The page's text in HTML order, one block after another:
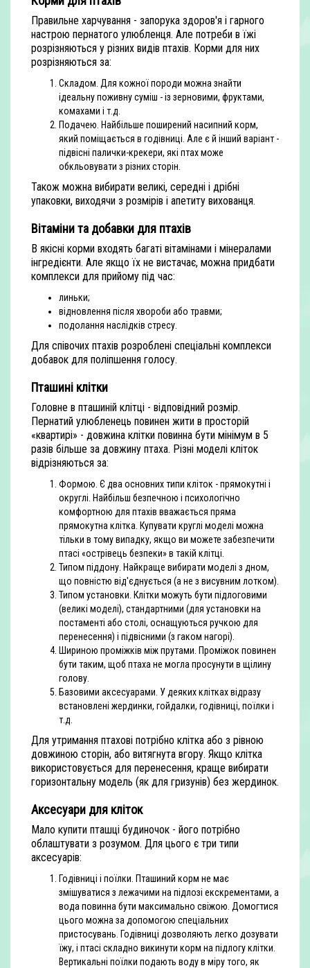
Правильне харчування - запорука здоров'я і гарного
настрою пернатого улюбленця. Але потреби в їжі
розрізняються у різних видів птахів. Корми для них
розрізняються за:
Складом. Для кожної породи можна знайти
ідеальну поживну суміш - із зерновими, фруктами,
комахами і т.д.
Подачею. Найбільше поширений насипний корм,
який поміщається в годівниці. Але є й інший варіант -
підвісні палички-крекери, які птах може
обкльовувати з різних сторін.
Також можна вибирати великі, середні і дрібні
упаковки, виходячи з розмірів і апетиту вихованця.
Вітаміни та добавки для птахів
В якісні корми входять багаті вітамінами і мінералами
інгредієнти. Але якщо їх не вистачає, можна придбати
комплекси для прийому під час:
линьки;
відновлення після хвороби або травми;
подолання наслідків стресу.
Для співочих птахів розроблені спеціальні комплекси
добавок для поліпшення голосу.
Пташині клітки
Головне в пташиній клітці - відповідний розмір.
Пернатий улюбленець повинен жити в просторій
«квартирі» - довжина клітки повинна бути мінімум в 5
разів більше за довжину птаха. Різні моделі кліток
відрізняються за:
Формою. Є два основних типи кліток - прямокутні і
округлі. Найбільш безпечною і психологічно
комфортною для птахів вважається пряма
прямокутна клітка. Купувати круглі моделі можна
тільки в тому випадку, якщо ви можете забезпечити
птасі «острівець безпеки» в такій клітці.
Типом піддону. Найкраще вибирати моделі з дном,
що повністю від'єднується (а не з висувним лотком).
Типом установки. Клітки можуть бути підлоговими
(великі моделі), стандартними (для установки на
постаменті або столі, оснащуються ручкою для
перенесення) і підвісними (з гаком нагорі).
Шириною проміжків між прутами. Проміжок повинен
бути таким, щоб птаха не могла просунути в щілину
голову.
Базовими аксесуарами. У деяких клітках відразу
встановлені жердинки, гойдалки, годівниці, поїлки і
т.д.
Для утримання птахові потрібно клітка або з рівною
довжиною сторін, або витягнута вгору. Якщо клітка
використовується для перенесення, краще вибирати
горизонтальну модель (як для гризунів) без жердинок.
Аксесуари для кліток
Мало купити пташці будиночок - його потрібно
облаштувати з розумом. Для цього є три типи
аксесуарів:
Годівниці і поїлки. Пташиний корм не має
змішуватися з лежачими на підлозі екскрементами, а
вода повинна бути максимально свіжою. Домогтися
цього можна за допомогою спеціальних
пристосувань. Годівниці дозволяють легко дозувати
їжу, і птасі складно викинути корм на підлогу клітки.
Вертикальні поїлки подають воду в міру того, як